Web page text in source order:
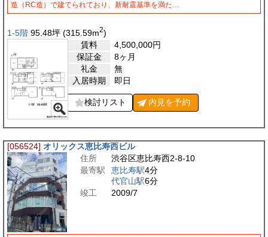
造（RC造）で建てられており、新耐震基準を満た…
1-5階 95.48坪 (315.59m2)
賃料
4,500,000円
保証金
8ヶ月
礼金
無
入居時期
即日
検討リスト 内見を予約
[056524] オリックス恵比寿西ビル
住所
渋谷区恵比寿西2-8-10
最寄駅
恵比寿駅4分
代官山駅6分
竣工
2009/7